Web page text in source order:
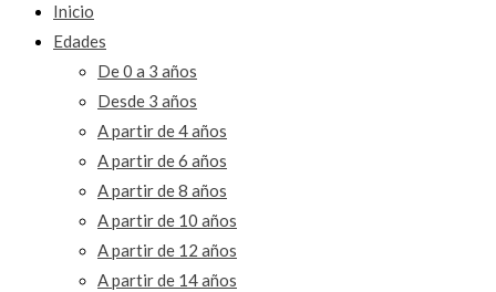
Inicio
Edades
De 0 a 3 años
Desde 3 años
A partir de 4 años
A partir de 6 años
A partir de 8 años
A partir de 10 años
A partir de 12 años
A partir de 14 años